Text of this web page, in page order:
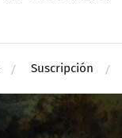
Suscripción